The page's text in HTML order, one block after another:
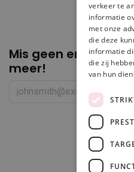
Mis geen enkele
meer!
verkeer te
informatie
met onze
die deze
informatie
die zij
van hun